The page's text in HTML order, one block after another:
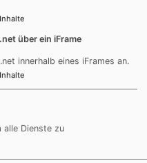
Allen wurde klar:
isoliert, sondern ist
Diskurse und
gegenwärtigen
allen Konflikten und
haben hierbei das
spirituelle Resilienz
ins Feuer" für
sein.
"Armut-Wohnen-
über ein iFrame
innerhalb eines iFrames an.
alle Dienste zu